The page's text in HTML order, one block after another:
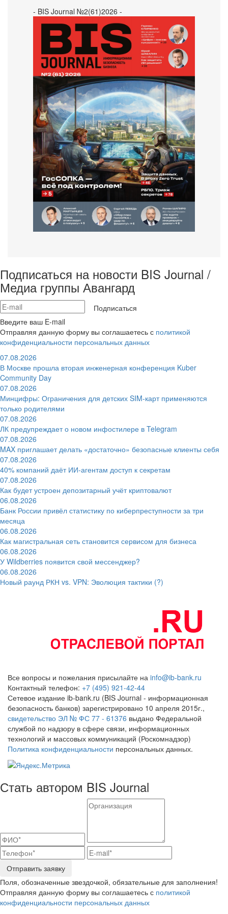
- BIS Journal №2(61)2026 -
Подписаться на новости BIS Journal /
Медиа группы Авангард
Подписаться
Введите ваш E-mail
Отправляя данную форму вы соглашаетесь с политикой
конфиденциальности персональных данных
07.08.2026
В Москве прошла вторая инженерная конференция Kuber
Community Day
07.08.2026
Минцифры: Ограничения для детских SIM-карт применяются
только родителями
07.08.2026
ЛК предупреждает о новом инфостилере в Telegram
07.08.2026
MAX приглашает делать «достаточно» безопасные клиенты себя
07.08.2026
40% компаний даёт ИИ‑агентам доступ к секретам
07.08.2026
Как будет устроен депозитарный учёт криптовалют
06.08.2026
Банк России привёл статистику по киберпреступности за три
месяца
06.08.2026
Как магистральная сеть становится сервисом для бизнеса
06.08.2026
У Wildberries появится свой мессенджер?
06.08.2026
Новый раунд РКН vs. VPN: Эволюция тактики (?)
Все вопросы и пожелания присылайте на info@ib-bank.ru
Контактный телефон: +7 (495) 921-42-44
Сетевое издание ib-bank.ru (BIS Journal - информационная
безопасность банков) зарегистрировано 10 апреля 2015г.,
свидетельство ЭЛ № ФС 77 - 61376 выдано Федеральной
службой по надзору в сфере связи, информационных
технологий и массовых коммуникаций (Роскомнадзор)
Политика конфиденциальности персональных данных.
Стать автором BIS Journal
Отправить заявку
Поля, обозначенные звездочкой, обязательные для заполнения!
Отправляя данную форму вы соглашаетесь с политикой
конфиденциальности персональных данных